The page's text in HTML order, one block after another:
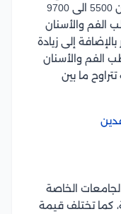
الثانوية العامة أو ما يعادلها وتتراوح بين 5500 الى 9700
الفم والأسنان
بين 11550 إلى 13200 دولار بالإضافة إلى زيادة
طب الفم والأسنان
ما بين
الخاصة
كما تختلف قيمة